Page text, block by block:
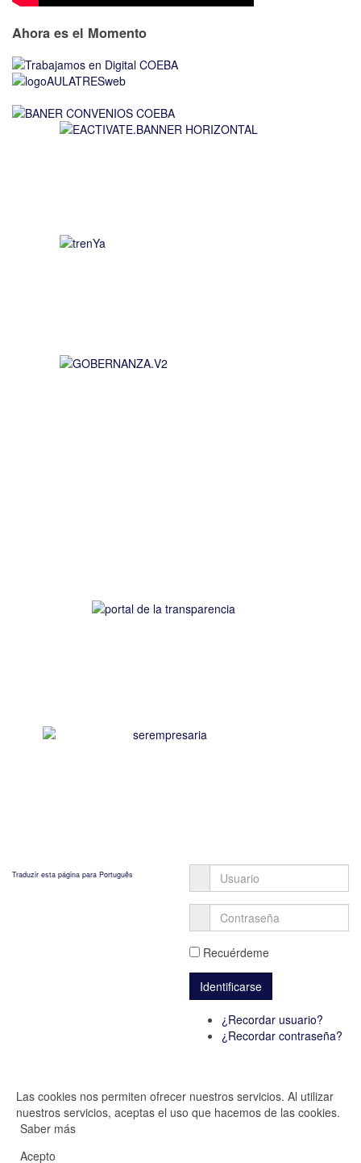
Ahora es el Momento
Traduzir esta página para Português
Recuérdeme
¿Recordar usuario?
¿Recordar contraseña?
Las cookies nos permiten ofrecer nuestros servicios. Al utilizar
nuestros servicios, aceptas el uso que hacemos de las cookies.
Saber más
Acepto